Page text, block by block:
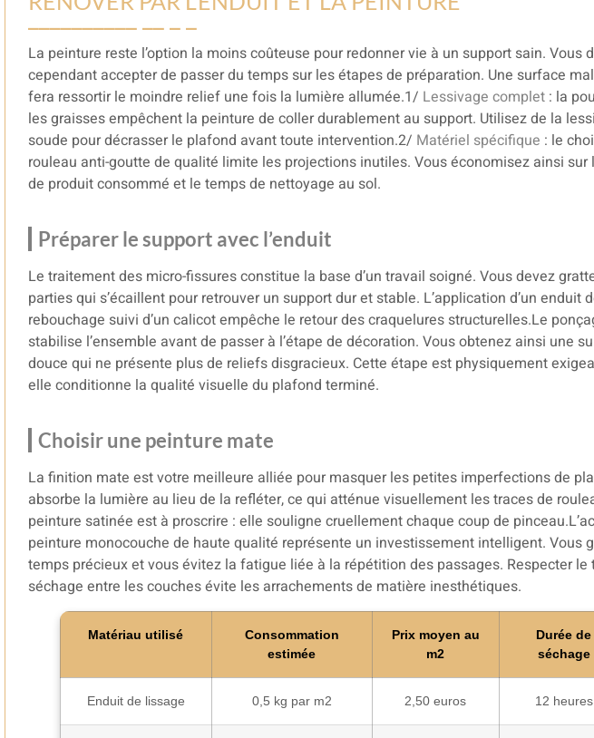
La peinture reste l’option la moins coûteuse pour redonner vie à un support sain. Vous
cependant accepter de passer du temps sur les étapes de préparation. Une surface
fera ressortir le moindre relief une fois la lumière allumée.1/ Lessivage complet : la
les graisses empêchent la peinture de coller durablement au support. Utilisez de la
soude pour décrasser le plafond avant toute intervention.2/ Matériel spécifique : le
rouleau anti-goutte de qualité limite les projections inutiles. Vous économisez ainsi sur
de produit consommé et le temps de nettoyage au sol.
Préparer le support avec l’enduit
Le traitement des micro-fissures constitue la base d’un travail soigné. Vous devez
parties qui s’écaillent pour retrouver un support dur et stable. L’application d’un enduit
rebouchage suivi d’un calicot empêche le retour des craquelures structurelles.Le
stabilise l’ensemble avant de passer à l’étape de décoration. Vous obtenez ainsi une
douce qui ne présente plus de reliefs disgracieux. Cette étape est physiquement
elle conditionne la qualité visuelle du plafond terminé.
Choisir une peinture mate
La finition mate est votre meilleure alliée pour masquer les petites imperfections de
absorbe la lumière au lieu de la refléter, ce qui atténue visuellement les traces de
peinture satinée est à proscrire : elle souligne cruellement chaque coup de
peinture monocouche de haute qualité représente un investissement intelligent. Vous
temps précieux et vous évitez la fatigue liée à la répétition des passages. Respecter le
séchage entre les couches évite les arrachements de matière inesthétiques.
Matériau utilisé
Consommation
estimée
Prix moyen au
m2
Durée de
séchage
Enduit de lissage 0,5 kg par m2 2,50 euros 12 heures